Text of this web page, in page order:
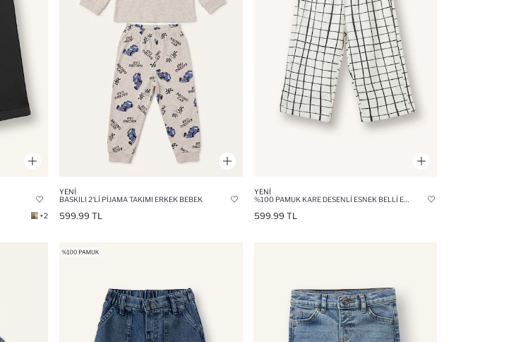
+2
YENI
BASKILI 2'LI PIJAMA TAKIMI ERKEK BEBEK
599.99 TL
YENI
%100 PAMUK KARE DESENLI ESNEK BELLI EŞOFMAN ALTI ERKEK BEBEK
599.99 TL